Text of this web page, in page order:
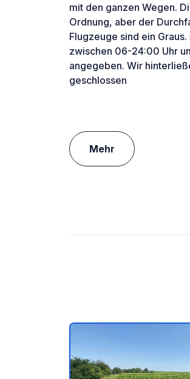
mit den ganzen Wegen.
Ordnung, aber der
Flugzeuge sind ein
zwischen 06-24:00 Uhr
angegeben. Wir
geschlossen
Mehr